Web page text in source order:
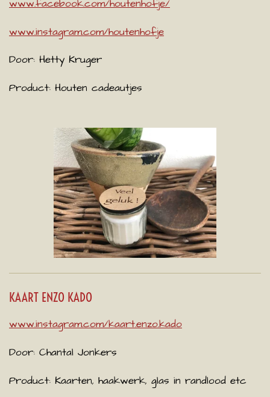
www.facebook.com/houtenhofje/
www.instagram.com/houtenhofje
Door: Hetty Kruger
Product: Houten cadeautjes
KAART ENZO KADO
www.instagram.com/kaart.enzo.kado
Door: Chantal Jonkers
Product: Kaarten, haakwerk, glas in randlood etc